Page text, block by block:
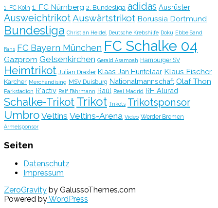
1. FC Köln 1. FC Nürnberg 2. Bundesliga adidas Ausrüster
AusweichtrikotAuswärtstrikot Borussia Dortmund
Bundesliga Christian Heidel Deutsche Krebshilfe Doku Ebbe Sand
Fans FC Bayern München FC Schalke 04
Gazprom Gelsenkirchen Gerald Asamoah Hamburger SV
Heimtrikot Julian Draxler Klaas Jan Huntelaar Klaus Fischer
Kärcher Merchandising MSV Duisburg Nationalmannschaft Olaf Thon
Parkstadion R'activ Ralf Fährmann Raúl Real Madrid RH Alurad
Schalke-TrikotTrikot Trikots Trikotsponsor
Umbro Veltins Veltins-Arena Video Werder Bremen
Ärmelsponsor
Seiten
Datenschutz
Impressum
ZeroGravity by GalussoThemes.com
Powered byWordPress